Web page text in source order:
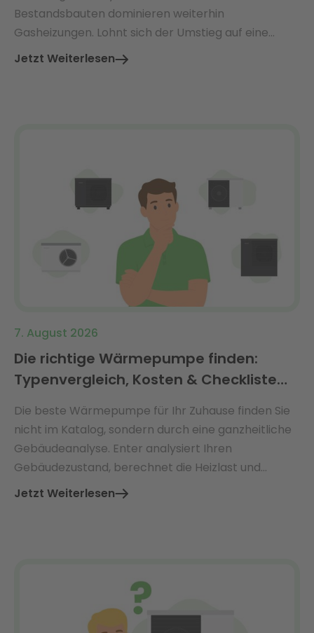
Bestandsbauten dominieren weiterhin
Gasheizungen. Lohnt sich der Umstieg auf eine
Wärmepumpe – und welche Vorteile bieten beide
Jetzt Weiterlesen
7. August 2026
Die richtige Wärmepumpe finden:
Typenvergleich, Kosten & Checkliste
Die beste Wärmepumpe für Ihr Zuhause finden Sie
nicht im Katalog, sondern durch eine ganzheitliche
Gebäudeanalyse. Enter analysiert Ihren
Gebäudezustand, berechnet die Heizlast und
empfiehlt die perfekt dimensionierte
Jetzt Weiterlesen